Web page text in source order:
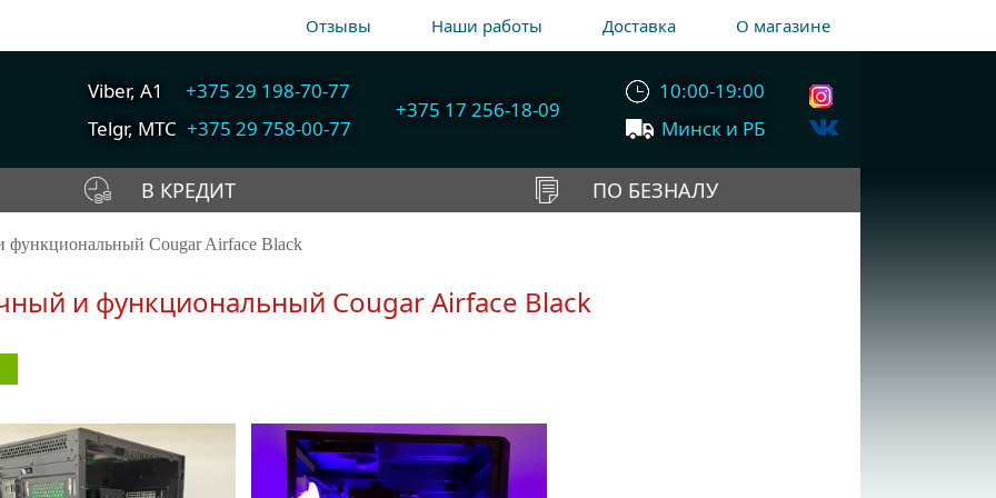
Отзывы Наши работы Доставка О магазине
Viber, A1
+375 29 198-70-77
Telgr, МТС +375 29 758-00-77
+375 17 256-18-09
10:00-19:00
Минск и РБ
A1 +375 29 198-70-77
МТС +375 29 758-00-77
Гор +375 17 256-18-09
Telegram Viber
В КРЕДИТ ПО БЕЗНАЛУ
Собрать компьютер
функциональный Cougar Airface Black
и функциональный Cougar Airface Black